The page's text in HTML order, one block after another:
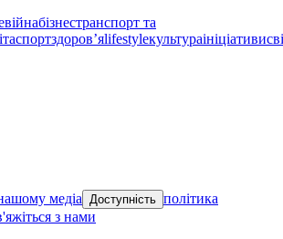
війнабізнестранспорт та
спортздоровʼяlifestyleкультураініціативи
медіа Доступність політика
з нами